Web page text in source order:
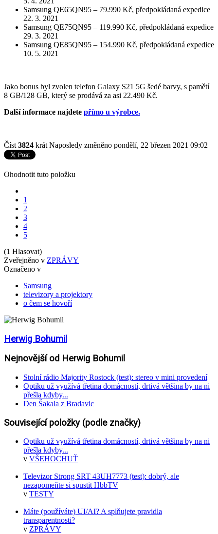
Samsung QE65QN95 – 79.990 Kč, předpokládaná expedice
22. 3. 2021
Samsung QE75QN95 – 119.990 Kč, předpokládaná expedice
29. 3. 2021
Samsung QE85QN95 – 154.990 Kč, předpokládaná expedice
10. 5. 2021
Jako bonus byl zvolen telefon Galaxy S21 5G šedé barvy, s pamětí
8 GB/128 GB, který se prodává za asi 22.490 Kč.
Další informace najdete přímo u výrobce.
Číst 3824 krát Naposledy změněno pondělí, 22 březen 2021 09:02
Ohodnotit tuto položku
1
2
3
4
5
(1 Hlasovat)
Zveřejněno v ZPRÁVY
Označeno v
Samsung
televizory a projektory
o čem se hovoří
Herwig Bohumil
Nejnovější od Herwig Bohumil
Stolní rádio Majority Rostock (test): stereo v mini provedení
Optiku už využívá třetina domácností, drtivá většina by na ni
přešla kdyby...
Den Šakala z Bradavic
Související položky (podle značky)
Optiku už využívá třetina domácností, drtivá většina by na ni
přešla kdyby...
v VŠEHOCHUŤ
Televizor Strong SRT 43UH7773 (test): dobrý, ale
nezapomeňte si spustit HbbTV
v TESTY
Máte (používáte) UI/AI? A splňujete pravidla
transparentnosti?
v ZPRÁVY